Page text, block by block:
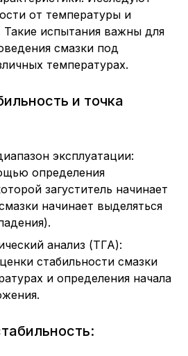
от температуры и
Такие испытания важны для
смазки под
температурах.
и точка
эксплуатации:
определения
загуститель начинает
начинает выделяться
анализ (ТГА):
стабильности смазки
и определения начала